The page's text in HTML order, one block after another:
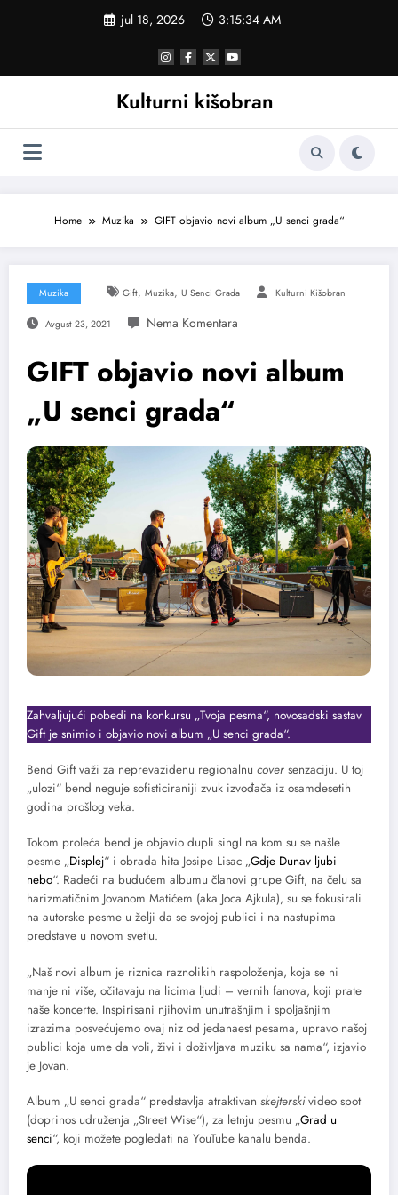
jul 18, 2026 3:15:35 AM
Kulturni kišobran
Home Muzika GIFT objavio novi album „U senci grada“
Muzika Gift, Muzika, U Senci Grada Kulturni Kišobran
Avgust 23, 2021
GIFT objavio novi album
„U senci grada“
Zahvaljujući pobedi na konkursu „Tvoja pesma“, novosadski sastav
Gift je snimio i objavio novi album „U senci grada“.
Bend Gift važi za neprevaziđenu regionalnu cover senzaciju. U toj
„ulozi“ bend neguje sofisticiraniji zvuk izvođača iz osamdesetih
godina prošlog veka.
Tokom proleća bend je objavio dupli singl na kom su se našle
pesme „Displej“ i obrada hita Josipe Lisac „Gdje Dunav ljubi
nebo“. Radeći na budućem albumu članovi grupe Gift, na čelu sa
harizmatičnim Jovanom Matićem (aka Joca Ajkula), su se fokusirali
na autorske pesme u želji da se svojoj publici i na nastupima
predstave u novom svetlu.
„Naš novi album je riznica raznolikih raspoloženja, koja se ni
manje ni više, očitavaju na licima ljudi – vernih fanova, koji prate
naše koncerte. Inspirisani njihovim unutrašnjim i spoljašnjim
izrazima posvećujemo ovaj niz od jedanaest pesama, upravo našoj
publici koja ume da voli, živi i doživljava muziku sa nama“, izjavio
je Jovan.
Album „U senci grada“ predstavlja atraktivan skejterskivideo spot
(doprinos udruženja „Street Wise“), za letnju pesmu „Grad u
senci“, koji možete pogledati na YouTube kanalu benda.